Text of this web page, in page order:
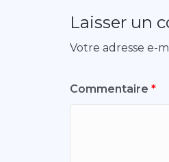
Laisser un
Votre adresse e-
Commentaire *